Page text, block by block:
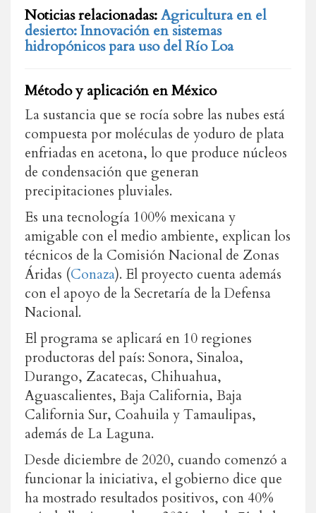
Noticias relacionadas:Agricultura en el
desierto: Innovación en sistemas
hidropónicos para uso del Río Loa
Método y aplicación en México
La sustancia que se rocía sobre las nubes está
compuesta por moléculas de yoduro de plata
enfriadas en acetona, lo que produce núcleos
de condensación que generan
precipitaciones pluviales.
Es una tecnología 100% mexicana y
amigable con el medio ambiente, explican los
técnicos de la Comisión Nacional de Zonas
Áridas (Conaza). El proyecto cuenta además
con el apoyo de la Secretaría de la Defensa
Nacional.
El programa se aplicará en 10 regiones
productoras del país: Sonora, Sinaloa,
Durango, Zacatecas, Chihuahua,
Aguascalientes, Baja California, Baja
California Sur, Coahuila y Tamaulipas,
además de La Laguna.
Desde diciembre de 2020, cuando comenzó a
funcionar la iniciativa, el gobierno dice que
ha mostrado resultados positivos, con 40%